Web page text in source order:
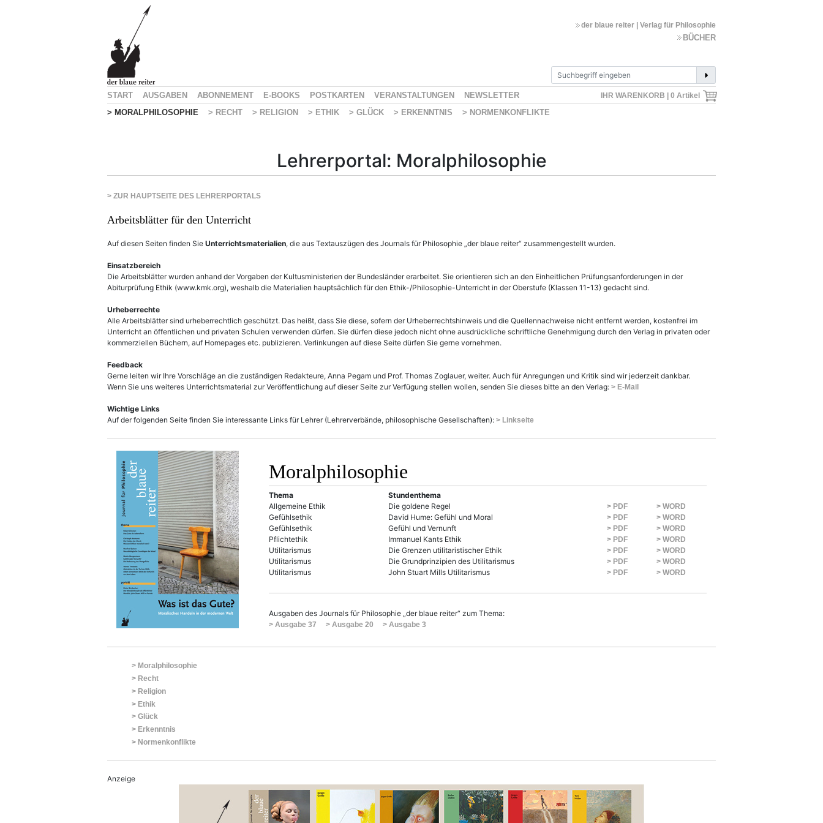
IHR WARENKORB | 0 Artikel
der blaue reiter | Verlag für Philosophie
BÜCHER
START AUSGABEN ABONNEMENT E-BOOKS POSTKARTEN VERANSTALTUNGEN
NEWSLETTER
> MORALPHILOSOPHIE
> RECHT > RELIGION > ETHIK > GLÜCK > ERKENNTNIS > NORMENKONFLIKTE
Lehrerportal: Moralphilosophie
> ZUR HAUPTSEITE DES LEHRERPORTALS
Arbeitsblätter für den Unterricht
Auf diesen Seiten finden Sie Unterrichtsmaterialien, die aus Textauszügen des Journals für Philosophie „der blaue reiter“ zusammengestellt wurden.
Einsatzbereich
Die Arbeitsblätter wurden anhand der Vorgaben der Kultusministerien der Bundesländer erarbeitet. Sie orientieren sich an den Einheitlichen Prüfungsanforderungen in der
Abiturprüfung Ethik (www.kmk.org), weshalb die Materialien hauptsächlich für den Ethik-/Philosophie-Unterricht in der Oberstufe (Klassen 11-13) gedacht sind.
Urheberrechte
Alle Arbeitsblätter sind urheberrechtlich geschützt. Das heißt, dass Sie diese, sofern der Urheberrechtshinweis und die Quellennachweise nicht entfernt werden, kostenfrei im
Unterricht an öffentlichen und privaten Schulen verwenden dürfen. Sie dürfen diese jedoch nicht ohne ausdrückliche schriftliche Genehmigung durch den Verlag in privaten oder
kommerziellen Büchern, auf Homepages etc. publizieren. Verlinkungen auf diese Seite dürfen Sie gerne vornehmen.
Feedback
Gerne leiten wir Ihre Vorschläge an die zuständigen Redakteure, Anna Pegam und Prof. Thomas Zoglauer, weiter. Auch für Anregungen und Kritik sind wir jederzeit dankbar.
Wenn Sie uns weiteres Unterrichtsmaterial zur Veröffentlichung auf dieser Seite zur Verfügung stellen wollen, senden Sie dieses bitte an den Verlag: > E-Mail
Wichtige Links
Auf der folgenden Seite finden Sie interessante Links für Lehrer (Lehrerverbände, philosophische Gesellschaften): > Linkseite
Moralphilosophie
Thema
Stundenthema
Allgemeine Ethik
Die goldene Regel > PDF > WORD
Gefühlsethik David Hume: Gefühl und Moral > PDF > WORD
Gefühlsethik Gefühl und Vernunft > PDF > WORD
Pflichtethik Immanuel Kants Ethik > PDF > WORD
Utilitarismus Die Grenzen utilitaristischer Ethik > PDF > WORD
Utilitarismus Die Grundprinzipien des Utilitarismus > PDF > WORD
Utilitarismus John Stuart Mills Utilitarismus > PDF > WORD
Ausgaben des Journals für Philosophie „der blaue reiter“ zum Thema:
> Ausgabe 37 > Ausgabe 20 > Ausgabe 3
> Moralphilosophie
> Recht
> Religion
> Ethik
> Glück
> Erkenntnis
> Normenkonflikte
Anzeige